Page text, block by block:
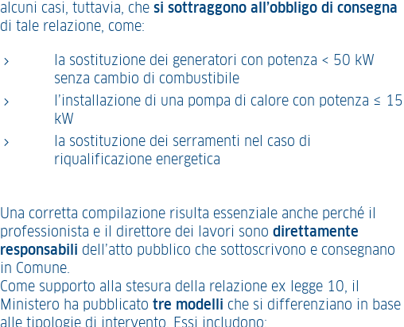
alcuni casi, tuttavia, che si sottraggono all’obbligo di consegna
di tale relazione, come:
la sostituzione dei generatori con potenza < 50 kW
senza cambio di combustibile
l’installazione di una pompa di calore con potenza ≤ 15
kW
la sostituzione dei serramenti nel caso di
riqualificazione energetica
Una corretta compilazione risulta essenziale anche perché il
professionista e il direttore dei lavori sono direttamente
responsabili dell’atto pubblico che sottoscrivono e consegnano
in Comune.
Come supporto alla stesura della relazione ex legge 10, il
Ministero ha pubblicato tre modelli che si differenziano in base
alle tipologie di intervento. Essi includono: